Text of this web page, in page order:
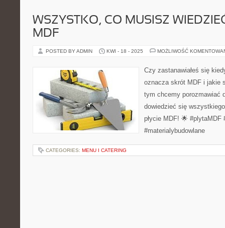
WSZYSTKO, CO MUSISZ
MDF
POSTED BY ADMIN KWI - 18 - 2025 MOŻLIWOŚĆ
Czy zastanawiałeś się
oznacza skrót MDF i jakie
tym chcemy porozmawiać
dowiedzieć się
płycie MDF! 🌟 #plytaMDF
#materialybudowlane
CATEGORIES: MENU I CATERING